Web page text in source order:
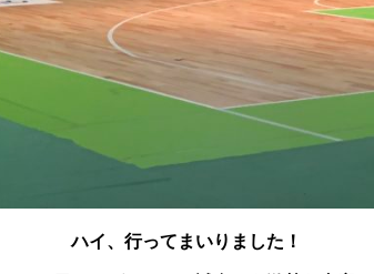
ハイ、行ってまいりました！